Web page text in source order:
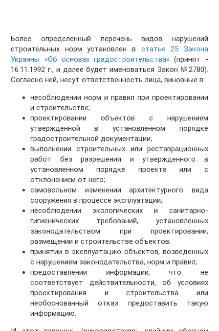
Более определенный перечень видов нарушений
строительных норм установлен в статье 25 Закона
Украины «Об основах градостроительства» (принят -
16.11.1992 г., и далее будет именоваться Закон №2780).
Согласно ней, несут ответственность лица, виновные в:
несоблюдении норм и правил при проектировании
и строительстве;
проектировании объектов с нарушением
утвержденной в установленном порядке
градостроительной документации;
выполнении строительных или реставрационных
работ без разрешения и утвержденного в
установленном порядке проекта или с
отклонением от него;
самовольном изменении архитектурного вида
сооружения в процессе эксплуатации;
несоблюдении экологических и санитарно-
гигиенических требований, установленных
законодательством при проектировании,
размещении и строительстве объектов;
принятии в эксплуатацию объектов, возведенных
с нарушением законодательства, норм и правил;
предоставлении информации, что не
соответствует действительности, об условиях
проектирования и строительства или
необоснованный отказ предоставить такую
информацию.